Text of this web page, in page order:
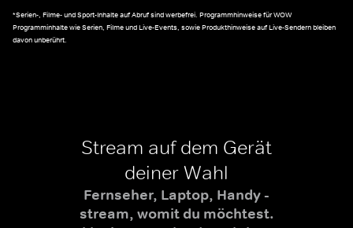
*Serien-, Filme- und Sport-Inhalte auf Abruf sind werbefrei. Programmhinweise für WOW
Programminhalte wie Serien, Filme und Live-Events, sowie Produkthinweise auf Live-Sendern bleiben
davon unberührt.
Stream auf dem Gerät
deiner Wahl
Fernseher, Laptop, Handy -
stream, womit du möchtest.